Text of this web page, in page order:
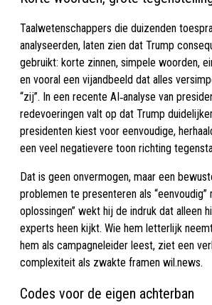
Taalwetenschappers die duizenden
analyseerden, laten zien dat Trump
gebruikt: korte zinnen, simpele woorden,
en vooral een vijandbeeld dat alles
“zij”. In een recente AI‑analyse van
redevoeringen valt op dat Trump
presidenten kiest voor eenvoudige,
een veel negatievere toon richting
Dat is geen onvermogen, maar een
problemen te presenteren als “eenvoudig”
oplossingen” wekt hij de indruk dat alleen
experts heen kijkt. Wie hem letterlijk
hem als campagneleider leest, ziet een
complexiteit als zwakte framen wil.news.
Codes voor de eigen achterban